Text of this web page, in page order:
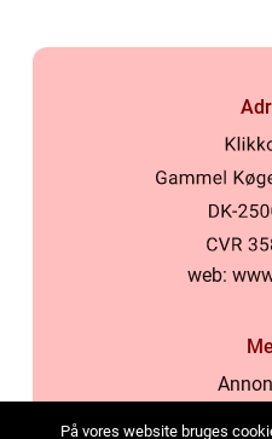
web:
På vores website bruges